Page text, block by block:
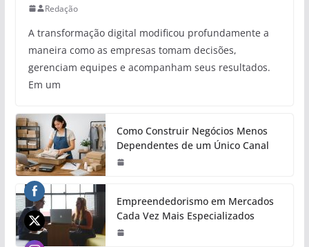
Redação
A transformação digital modificou profundamente a
maneira como as empresas tomam decisões,
gerenciam equipes e acompanham seus resultados.
Em um
Como Construir Negócios Menos
Dependentes de um Único Canal
Empreendedorismo em Mercados
Cada Vez Mais Especializados